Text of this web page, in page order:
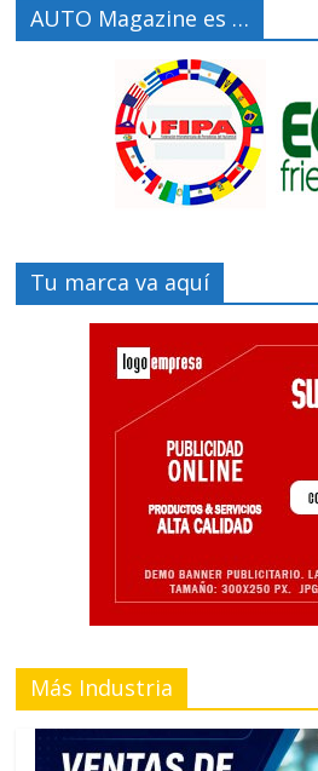
AUTO Magazine es …
Tu marca va aquí
Más Industria